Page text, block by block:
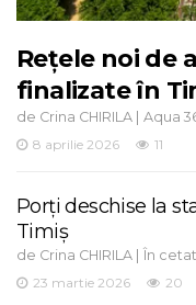
Rețele noi de
finalizate în
de Crina CHIRILA | Aqua
8 aprilie 2026
11
Porți deschise la
Timiș
de Crina CHIRILA | În
23 martie 2026
20